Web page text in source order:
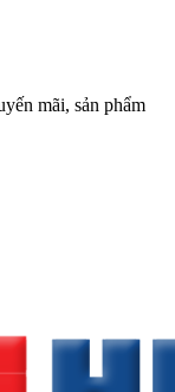
mãi, sản phẩm